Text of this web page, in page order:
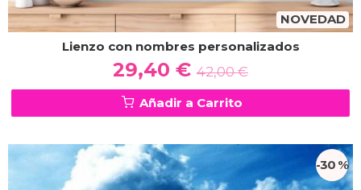
NOVEDAD
Lienzo con nombres personalizados
29,40 € 42,00 €
Añadir a Carrito
-30 %